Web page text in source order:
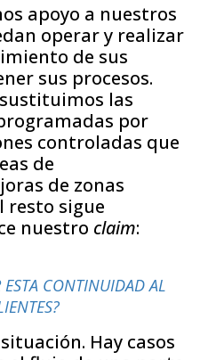
apoyo a nuestros
operar y realizar
de sus
sus procesos.
las
por
controladas que
de
de zonas
resto sigue
nuestro claim:
CONTINUIDAD AL
Hay casos